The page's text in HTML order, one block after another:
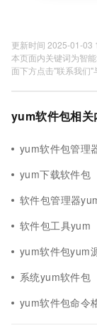
更新时间 2025-01-03
本页面内关键词为智
面下方点击"联系我们"
yum软件包相关
yum软件包管理
yum下载软件包
软件包管理器
软件包工具yum
yum软件包yum
系统yum软件包
yum软件包命令